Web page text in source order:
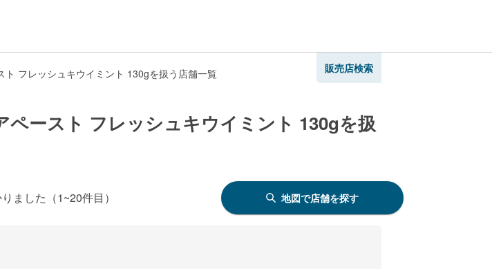
フレッシュキウイミント 130gを扱う店舗一覧 販売店検索
ースト フレッシュキウイミント 130gを扱
ました （1~20件目） 地図で店舗を探す